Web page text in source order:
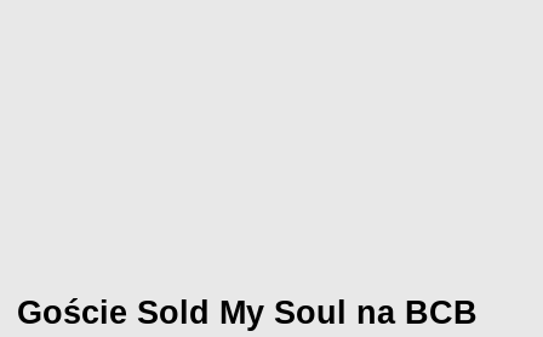
Goście Sold My Soul na BCB